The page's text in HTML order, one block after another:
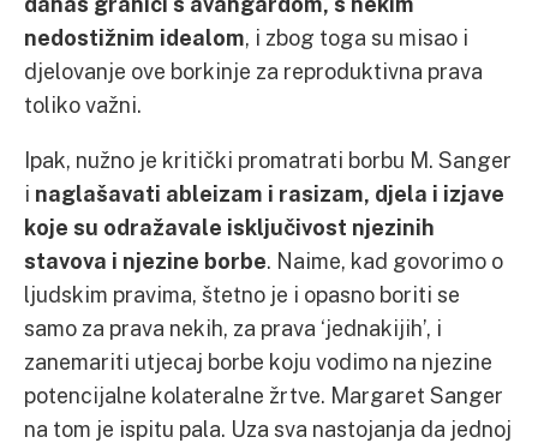
nedostižnim idealom, i zbog toga su misao i
djelovanje ove borkinje za reproduktivna prava
toliko važni.
Ipak, nužno je kritički promatrati borbu M. Sanger
i naglašavati ableizam i rasizam, djela i izjave
koje su odražavale isključivost njezinih
stavova i njezine borbe. Naime, kad govorimo o
ljudskim pravima, štetno je i opasno boriti se
samo za prava nekih, za prava ‘jednakijih’, i
zanemariti utjecaj borbe koju vodimo na njezine
potencijalne kolateralne žrtve. Margaret Sanger
na tom je ispitu pala. Uza sva nastojanja da jednoj